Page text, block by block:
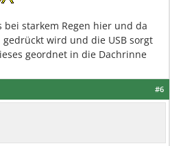
bei starkem Regen hier und da
wird und die USB sorgt
geordnet in die Dachrinne
#6